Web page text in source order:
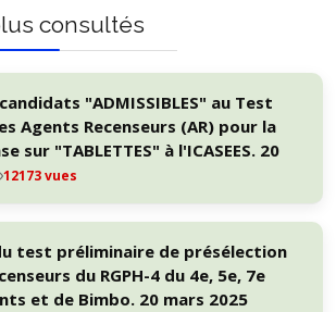
Précédentconsultés
"ADMISSIBLES" au Test
Agents Recenseurs (AR) pour la
sur "TABLETTES" à l'ICASEES. 20
12173 vues
test préliminaire de présélection
du RGPH-4 du 4e, 5e, 7e
et de Bimbo. 20 mars 2025